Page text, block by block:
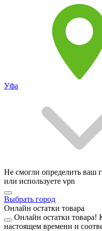
Уфа
Не смогли определить ваш
или используете vpn
Выбрать город
Онлайн остатки товара
Онлайн остатки товара!
настоящем времени и